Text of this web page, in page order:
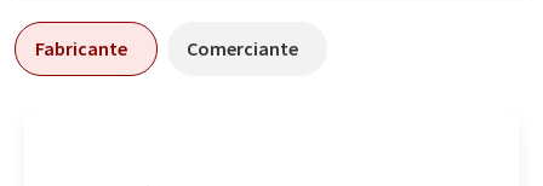
Fabricante Comerciante